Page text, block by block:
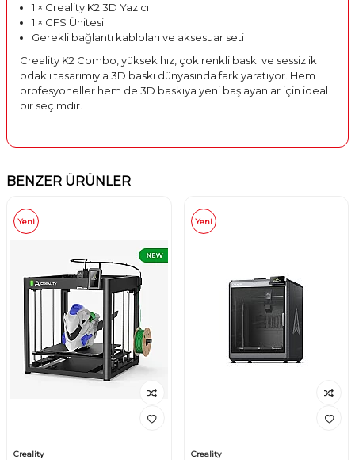
1 × Creality K2 3D Yazıcı
1 × CFS Ünitesi
Gerekli bağlantı kabloları ve aksesuar seti
Creality K2 Combo, yüksek hız, çok renkli baskı ve sessizlik
odaklı tasarımıyla 3D baskı dünyasında fark yaratıyor. Hem
profesyoneller hem de 3D baskıya yeni başlayanlar için ideal
bir seçimdir.
BENZER ÜRÜNLER
Yeni
Creality
Yeni
Creality